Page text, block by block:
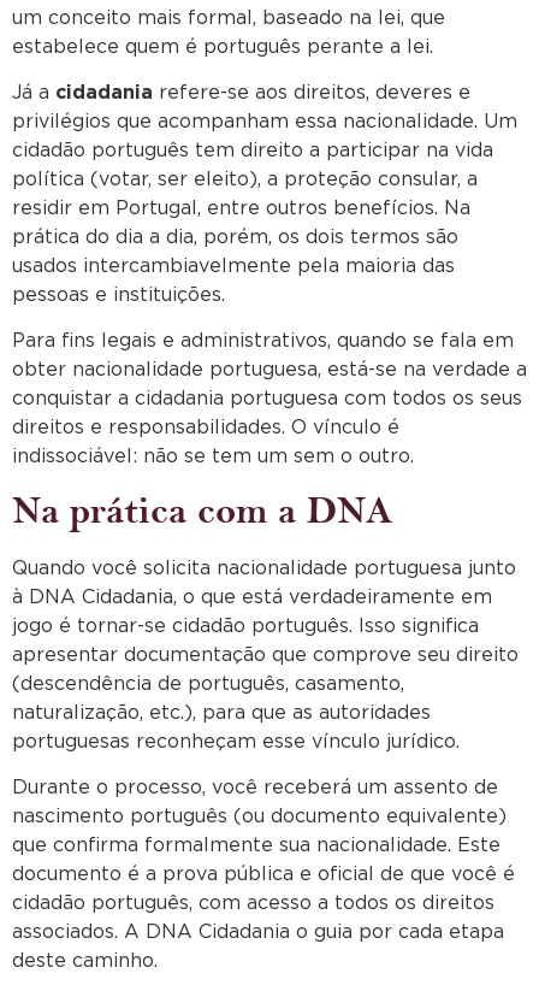
um conceito mais formal, baseado na lei, que
estabelece quem é português perante a lei.
Já a cidadania refere-se aos direitos, deveres e
privilégios que acompanham essa nacionalidade. Um
cidadão português tem direito a participar na vida
política (votar, ser eleito), a proteção consular, a
residir em Portugal, entre outros benefícios. Na
prática do dia a dia, porém, os dois termos são
usados intercambiavelmente pela maioria das
pessoas e instituições.
Para fins legais e administrativos, quando se fala em
obter nacionalidade portuguesa, está-se na verdade a
conquistar a cidadania portuguesa com todos os seus
direitos e responsabilidades. O vínculo é
indissociável: não se tem um sem o outro.
Na prática com a DNA
Quando você solicita nacionalidade portuguesa junto
à DNA Cidadania, o que está verdadeiramente em
jogo é tornar-se cidadão português. Isso significa
apresentar documentação que comprove seu direito
(descendência de português, casamento,
naturalização, etc.), para que as autoridades
portuguesas reconheçam esse vínculo jurídico.
Durante o processo, você receberá um assento de
nascimento português (ou documento equivalente)
que confirma formalmente sua nacionalidade. Este
documento é a prova pública e oficial de que você é
cidadão português, com acesso a todos os direitos
associados. A DNA Cidadania o guia por cada etapa
deste caminho.